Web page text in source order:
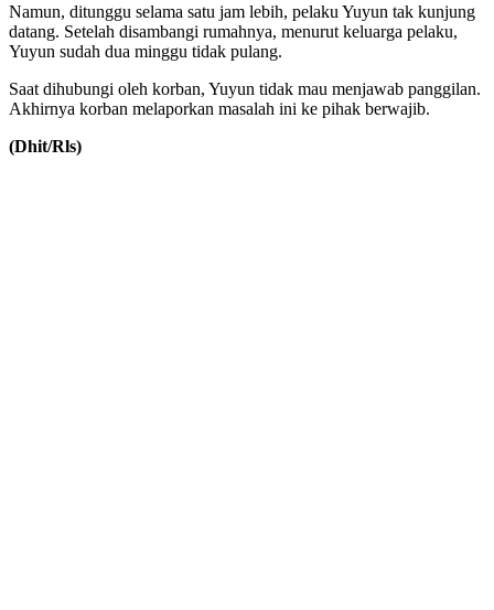
Namun, ditunggu selama satu jam lebih, pelaku Yuyun tak kunjung
datang. Setelah disambangi rumahnya, menurut keluarga pelaku,
Yuyun sudah dua minggu tidak pulang.
Saat dihubungi oleh korban, Yuyun tidak mau menjawab panggilan.
Akhirnya korban melaporkan masalah ini ke pihak berwajib.
(Dhit/Rls)